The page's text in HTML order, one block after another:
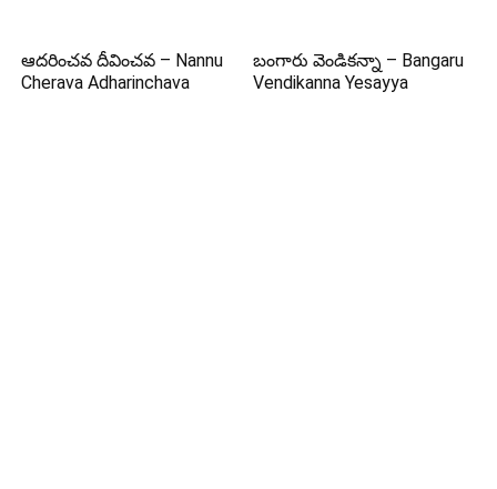
ఆదరించవ దీవించవ – Nannu
Cherava Adharinchava
బంగారు వెండికన్నా – Bangaru
Vendikanna Yesayya